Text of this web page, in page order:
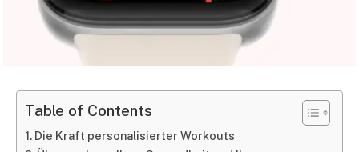
Table of Contents
Die Kraft personalisierter Workouts